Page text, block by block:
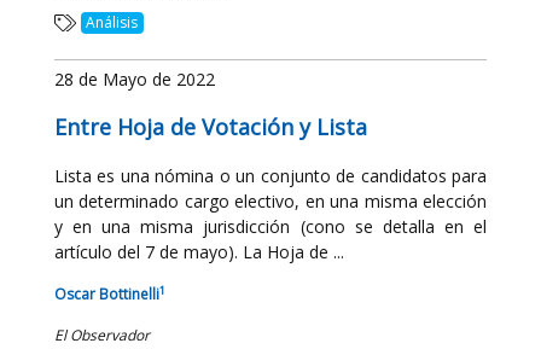
Análisis
28 de Mayo de 2022
Entre Hoja de Votación y Lista
Lista es una nómina o un conjunto de candidatos para
un determinado cargo electivo, en una misma elección
y en una misma jurisdicción (cono se detalla en el
artículo del 7 de mayo). La Hoja de ...
Oscar Bottinelli1
El Observador